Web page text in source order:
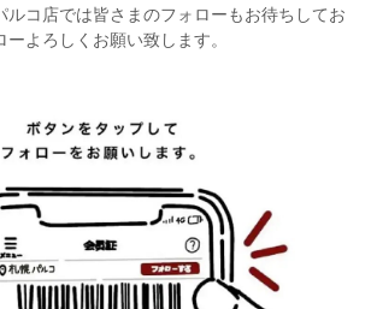
ルコ店では皆さまのフォローもお待ちしてお
ーよろしくお願い致します。